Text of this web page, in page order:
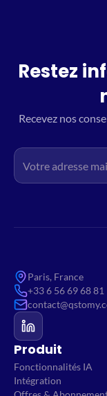
Restez
Recevez nos
Paris, France
+33 6 56 69 68 81
Produit
Fonctionnalités IA
Intégration